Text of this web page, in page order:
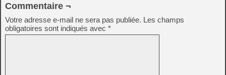
Commentaire ¬
Votre adresse e-mail ne sera pas publiée. Les champs
obligatoires sont indiqués avec *